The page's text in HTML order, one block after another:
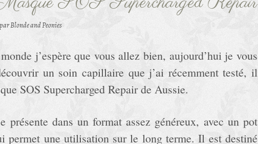
par Blonde and Peonies
j’espère que vous allez bien, aujourd’hui je vous
un soin capillaire que j’ai récemment testé, il
SOS Supercharged Repair de Aussie.
présente dans un format assez généreux, avec un pot
permet une utilisation sur le long terme. Il est destiné